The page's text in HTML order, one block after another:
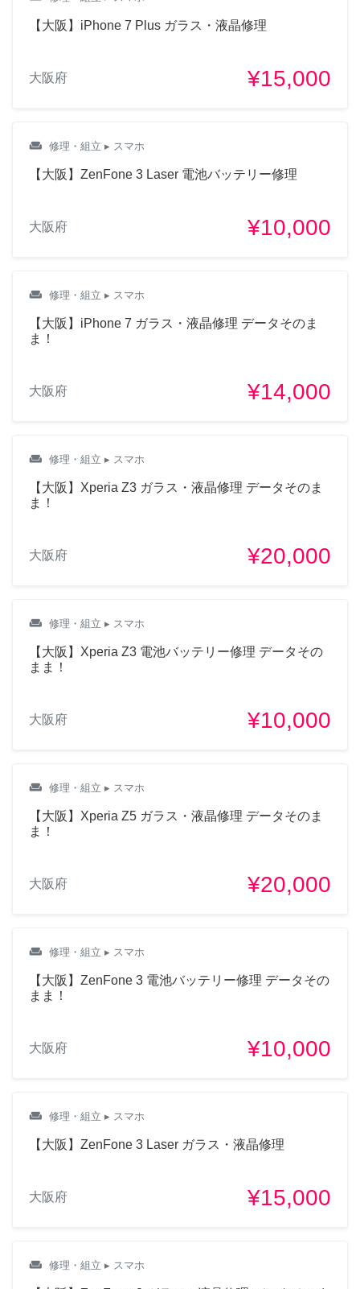
【大阪】iPhone 7 Plus ガラス・液晶修理
大阪府 ¥15,000
weekend 修理・組立 ▸ スマホ
【大阪】ZenFone 3 Laser 電池バッテリー修理
大阪府 ¥10,000
weekend 修理・組立 ▸ スマホ
【大阪】iPhone 7 ガラス・液晶修理 データそのま
ま！
大阪府 ¥14,000
weekend 修理・組立 ▸ スマホ
【大阪】Xperia Z3 ガラス・液晶修理 データそのま
ま！
大阪府 ¥20,000
weekend 修理・組立 ▸ スマホ
【大阪】Xperia Z3 電池バッテリー修理 データその
まま！
大阪府 ¥10,000
weekend 修理・組立 ▸ スマホ
【大阪】Xperia Z5 ガラス・液晶修理 データそのま
ま！
大阪府 ¥20,000
weekend 修理・組立 ▸ スマホ
【大阪】ZenFone 3 電池バッテリー修理 データその
まま！
大阪府 ¥10,000
weekend 修理・組立 ▸ スマホ
【大阪】ZenFone 3 Laser ガラス・液晶修理
大阪府 ¥15,000
weekend 修理・組立 ▸ スマホ